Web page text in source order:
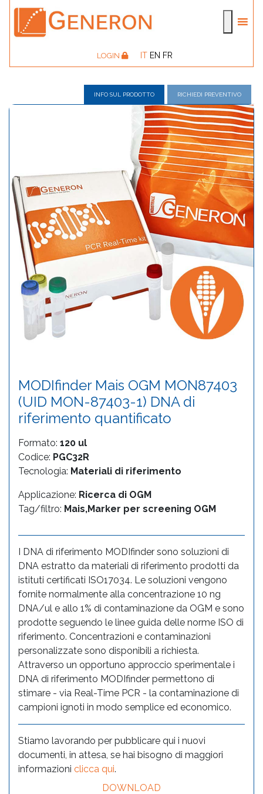
LOGIN IT EN FR
INFO SUL PRODOTTO RICHIEDI PREVENTIVO
MODIfinder Mais OGM MON87403
(UID MON-87403-1) DNA di
riferimento quantificato
Formato: 120 ul
Codice: PGC32R
Tecnologia: Materiali di riferimento
Applicazione: Ricerca di OGM
Tag/filtro: Mais,Marker per screening OGM
I DNA di riferimento MODIfinder sono soluzioni di
DNA estratto da materiali di riferimento prodotti da
istituti certificati ISO17034. Le soluzioni vengono
fornite normalmente alla concentrazione 10 ng
DNA/ul e allo 1% di contaminazione da OGM e sono
prodotte seguendo le linee guida delle norme ISO di
riferimento. Concentrazioni e contaminazioni
personalizzate sono disponibili a richiesta.
Attraverso un opportuno approccio sperimentale i
DNA di riferimento MODIfinder permettono di
stimare - via Real-Time PCR - la contaminazione di
campioni ignoti in modo semplice ed economico.
Stiamo lavorando per pubblicare qui i nuovi
documenti, in attesa, se hai bisogno di maggiori
informazioni clicca qui.
DOWNLOAD